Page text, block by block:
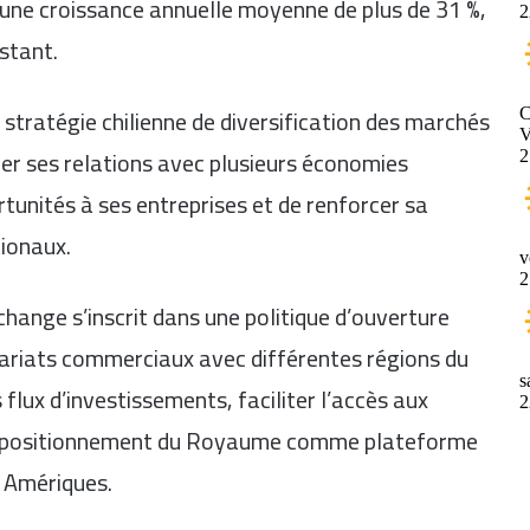
croissance annuelle moyenne de plus de 31 %,
chilienne de diversification des marchés
ses relations avec plusieurs économies
à ses entreprises et de renforcer sa
s’inscrit dans une politique d’ouverture
commerciaux avec différentes régions du
d’investissements, faciliter l’accès aux
du Royaume comme plateforme